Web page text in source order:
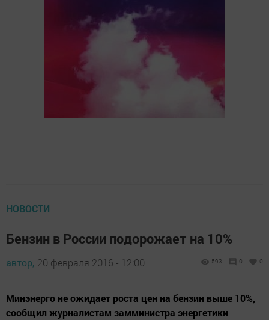
НОВОСТИ
Бензин в России подорожает на 10%
автор, 20 февраля 2016 - 12:00 593 0 0
Минэнерго не ожидает роста цен на бензин выше 10%,
сообщил журналистам замминистра энергетики